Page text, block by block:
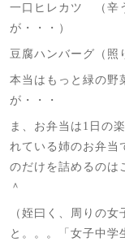
一口ヒレカツ （辛
が・・・）
豆腐ハンバーグ（照
本当はもっと緑の野
が・・・
ま、お弁当は1日の
れている姉のお弁当
のだけを詰めるのは
＾
（姪曰く、周りの
と。。。「女子中学